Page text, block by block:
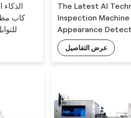
كاب
The Latest AI
Inspection
Appearance
Accurancy
عرض التفاصيل